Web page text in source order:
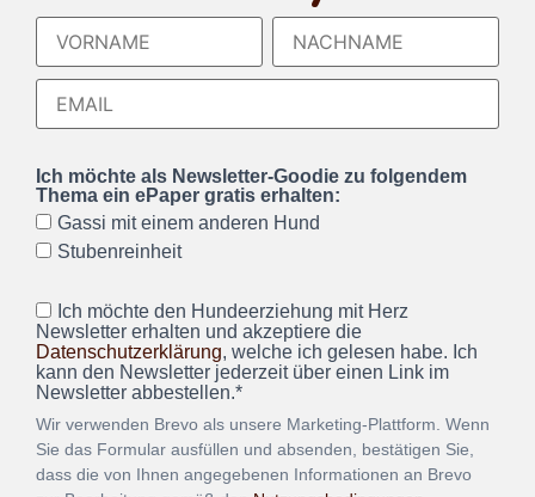
Ich möchte als Newsletter-Goodie zu folgendem
Thema ein ePaper gratis erhalten:
Gassi mit einem anderen Hund
Stubenreinheit
Ich möchte den Hundeerziehung mit Herz
Newsletter erhalten und akzeptiere die
Datenschutzerklärung, welche ich gelesen habe. Ich
kann den Newsletter jederzeit über einen Link im
Newsletter abbestellen.*
Wir verwenden Brevo als unsere Marketing-Plattform. Wenn
Sie das Formular ausfüllen und absenden, bestätigen Sie,
dass die von Ihnen angegebenen Informationen an Brevo